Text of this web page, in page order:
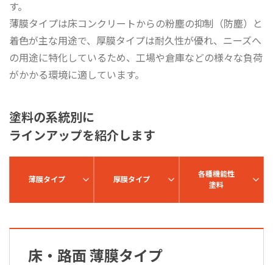
す。
薄膜タイプは床コンクリートからの粉塵の抑制（防塵）と
着色が主な用途で、厚膜タイプは耐久性が優れ、ニーズへ
の用途に特化しているため、工場や倉庫などの様々な負荷
がかかる環境に適しています。
塗料の系統別に
ラインアップを紹介します
薄膜タイプ 厚膜タイプ
各種機能性
塗料
床・路面 薄膜タイプ